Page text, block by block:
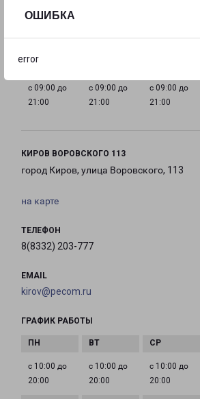
ОШИБКА
error
с 09:00 до
21:00
с 09:00 до
21:00
с 09:00 до
21:00
КИРОВ ВОРОВСКОГО 113
город Киров, улица Воровского, 113
на карте
ТЕЛЕФОН
8(8332) 203-777
EMAIL
kirov@pecom.ru
ГРАФИК РАБОТЫ
с 10:00 до
20:00
с 10:00 до
20:00
с 10:00 до
20:00